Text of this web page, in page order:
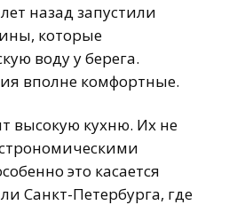
назад запустили
которые
воду у берега.
вполне комфортные.
высокую кухню. Их не
это касается
Санкт-Петербурга, где